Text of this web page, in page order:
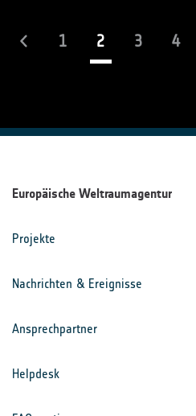
1 2(laufend)
3 4
Europäische Weltraumagentur
Projekte
Nachrichten & Ereignisse
Ansprechpartner
Helpdesk